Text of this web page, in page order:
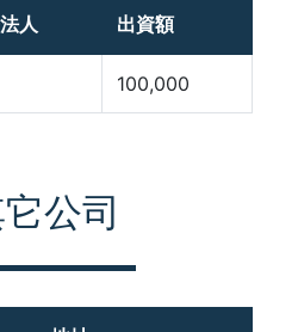
人 出資額
100,000
公司